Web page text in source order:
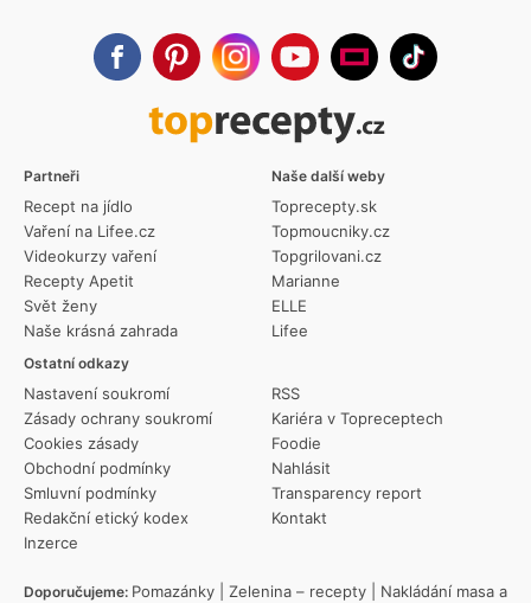
Partneři
Recept na jídlo
Vaření na Lifee.cz
Videokurzy vaření
Recepty Apetit
Svět ženy
Naše krásná zahrada
Ostatní odkazy
Nastavení soukromí
Zásady ochrany soukromí
Cookies zásady
Obchodní podmínky
Smluvní podmínky
Redakční etický kodex
Inzerce
RSS
Kariéra v Topreceptech
Foodie
Nahlásit
Transparency report
Kontakt
Naše další weby
Toprecepty.sk
Topmoucniky.cz
Topgrilovani.cz
Marianne
ELLE
Lifee
Doporučujeme: Pomazánky Zelenina – recepty
Nakládání masa a